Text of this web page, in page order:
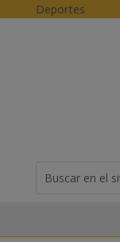
Skip to content
Deportes
for...